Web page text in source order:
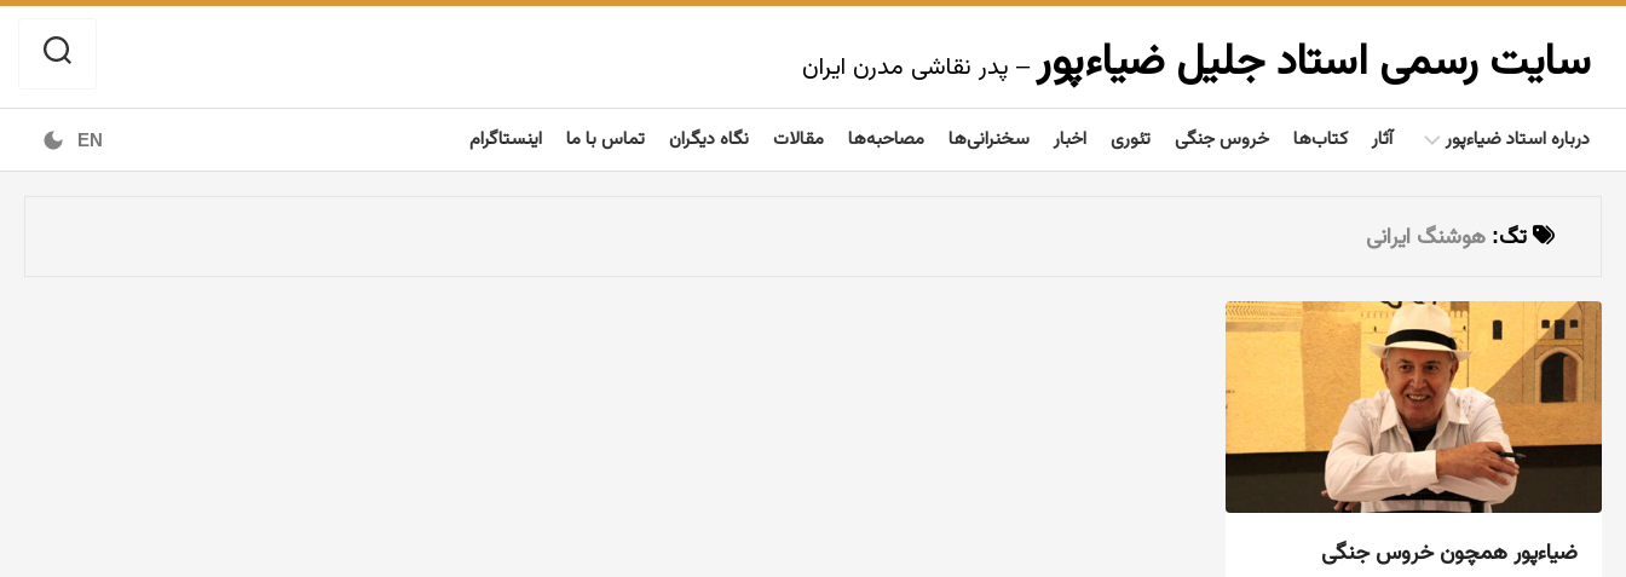
Skip
contentسایت رسمی استاد جلیل ضیاءپور – پدر نقاشی مدرن ایران
درباره استاد ضیاءپور
مردم‌شناسی
تألیفات
فعالیت‌ها
آثار کتاب‌ها خروس جنگی تئوری اخبار سخنرانی‌ها مصاحبه‌ها مقالات نگاه دیگران تماس با ما اینستاگرام EN
تگ: هوشنگ ایرانی
ضیاءپور همچون خروس جنگی